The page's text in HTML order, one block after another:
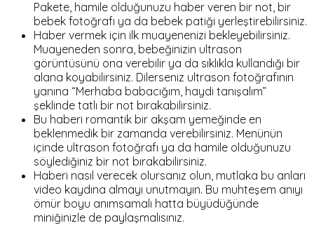
Pakete, hamile olduğunuzu haber veren bir not, bir
bebek fotoğrafı ya da bebek patiği yerleştirebilirsiniz.
Haber vermek için ilk muayenenizi bekleyebilirsiniz.
Muayeneden sonra, bebeğinizin ultrason
görüntüsünü ona verebilir ya da sıklıkla kullandığı bir
alana koyabilirsiniz. Dilerseniz ultrason fotoğrafının
yanına “Merhaba babacığım, haydi tanışalım”
şeklinde tatlı bir not bırakabilirsiniz.
Bu haberi romantik bir akşam yemeğinde en
beklenmedik bir zamanda verebilirsiniz. Menünün
içinde ultrason fotoğrafı ya da hamile olduğunuzu
söylediğiniz bir not bırakabilirsiniz.
Haberi nasıl verecek olursanız olun, mutlaka bu anları
video kaydına almayı unutmayın. Bu muhteşem anıyı
ömür boyu anımsamalı hatta büyüdüğünde
miniğinizle de paylaşmalısınız.